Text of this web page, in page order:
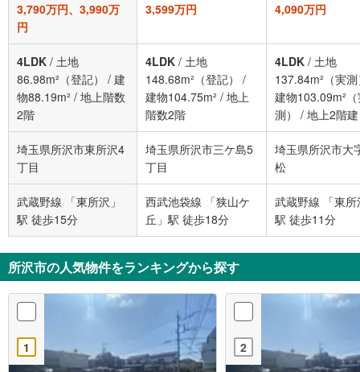
3,790万円、3,990万
円
3,599万円 4,090万円
4LDK / 土地
86.98m²（登記）
/ 建
物88.19m² / 地上階数
2階
4LDK / 土地
148.68m²（登記）
/
建物104.75m² / 地上
階数2階
4LDK / 土地
137.84m²（実
建物103.09m²
測）
/ 地上2階建
埼玉県所沢市東所沢4
丁目
埼玉県所沢市三ケ島5
丁目
埼玉県所沢市大
松
武蔵野線 「東所沢」
駅 徒歩15分
西武池袋線 「狭山ケ
丘」駅 徒歩18分
武蔵野線 「東所
駅 徒歩11分
所沢市の人気物件をランキングから探す
1 2